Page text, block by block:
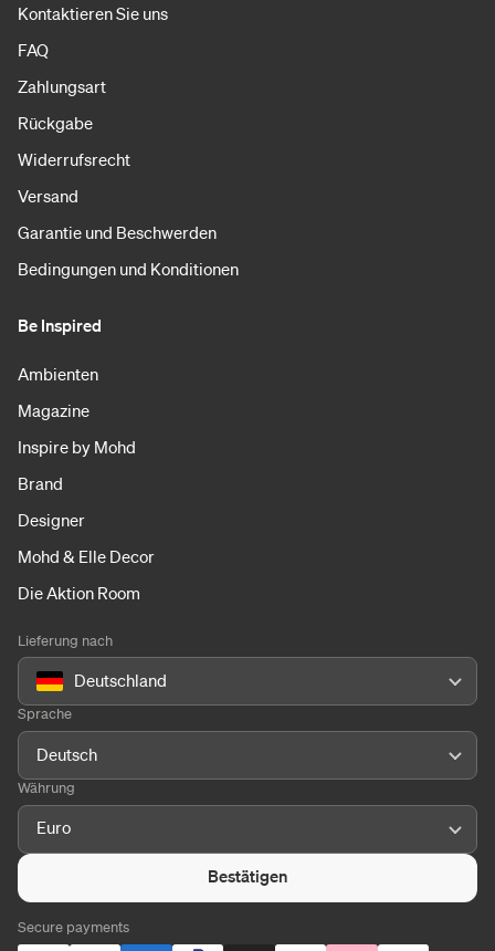
Kontaktieren Sie uns
FAQ
Zahlungsart
Rückgabe
Widerrufsrecht
Versand
Garantie und Beschwerden
Bedingungen und Konditionen
Be Inspired
Ambienten
Magazine
Inspire by Mohd
Brand
Designer
Mohd & Elle Decor
Die Aktion Room
Lieferung nach
Deutschland
Sprache
Deutsch
Währung
Euro
Bestätigen
Secure payments